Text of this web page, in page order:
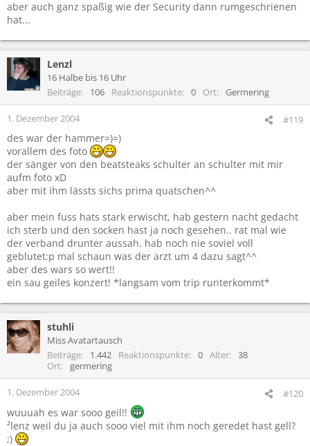
aber auch ganz spaßig wie der Security dann rumgeschrienen
hat...
Lenzl
16 Halbe bis 16 Uhr
Beiträge
106 Reaktionspunkte 0 Ort Germering
1. Dezember 2004 #119
des war der hammer=)=)
vorallem des foto
der sänger von den beatsteaks schulter an schulter mit mir
aufm foto xD
aber mit ihm lässts sichs prima quatschen^^
aber mein fuss hats stark erwischt, hab gestern nacht gedacht
ich sterb und den socken hast ja noch gesehen.. rat mal wie
der verband drunter aussah. hab noch nie soviel voll
geblutet:p mal schaun was der arzt um 4 dazu sagt^^
aber des wars so wert!!
ein sau geiles konzert! *langsam vom trip runterkommt*
stuhli
Miss Avatartausch
Beiträge
1.442 Reaktionspunkte 0 Alter
38
Ort
germering
1. Dezember 2004 #120
wuuuah es war sooo geil!!
²lenz weil du ja auch sooo viel mit ihm noch geredet hast gell?
;)